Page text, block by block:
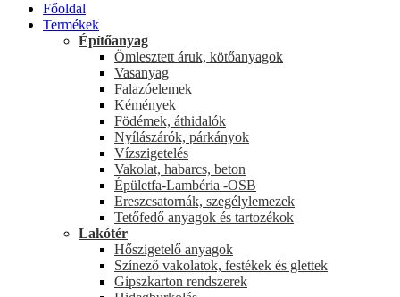
Főoldal
Termékek
Építőanyag
Ömlesztett áruk, kötőanyagok
Vasanyag
Falazóelemek
Kémények
Födémek, áthidalók
Nyílászárók, párkányok
Vízszigetelés
Vakolat, habarcs, beton
Épületfa-Lambéria -OSB
Ereszcsatornák, szegélylemezek
Tetőfedő anyagok és tartozékok
Lakótér
Hőszigetelő anyagok
Színező vakolatok, festékek és glettek
Gipszkarton rendszerek